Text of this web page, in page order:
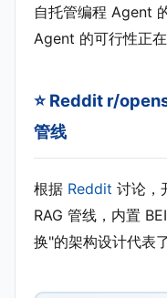
自托管编程 Agent
Agent 的可行性正在
⭐ Reddit r/
管线
根据 Reddit 讨论，
RAG 管线，内置
换"的架构设计代表